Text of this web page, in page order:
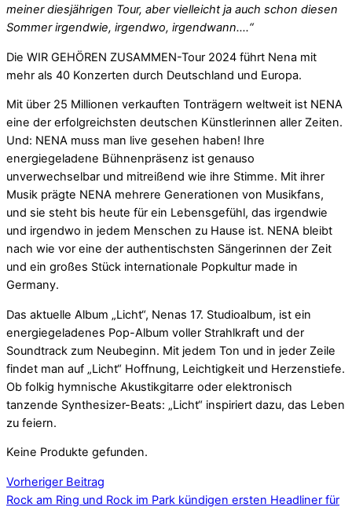
meiner diesjährigen Tour, aber vielleicht ja auch schon diesen
Sommer irgendwie, irgendwo, irgendwann….“
Die WIR GEHÖREN ZUSAMMEN-Tour 2024 führt Nena mit
mehr als 40 Konzerten durch Deutschland und Europa.
Mit über 25 Millionen verkauften Tonträgern weltweit ist NENA
eine der erfolgreichsten deutschen Künstlerinnen aller Zeiten.
Und: NENA muss man live gesehen haben! Ihre
energiegeladene Bühnenpräsenz ist genauso
unverwechselbar und mitreißend wie ihre Stimme. Mit ihrer
Musik prägte NENA mehrere Generationen von Musikfans,
und sie steht bis heute für ein Lebensgefühl, das irgendwie
und irgendwo in jedem Menschen zu Hause ist. NENA bleibt
nach wie vor eine der authentischsten Sängerinnen der Zeit
und ein großes Stück internationale Popkultur made in
Germany.
Das aktuelle Album „Licht“, Nenas 17. Studioalbum, ist ein
energiegeladenes Pop-Album voller Strahlkraft und der
Soundtrack zum Neubeginn. Mit jedem Ton und in jeder Zeile
findet man auf „Licht“ Hoffnung, Leichtigkeit und Herzenstiefe.
Ob folkig hymnische Akustikgitarre oder elektronisch
tanzende Synthesizer-Beats: „Licht“ inspiriert dazu, das Leben
zu feiern.
Keine Produkte gefunden.
Vorheriger Beitrag
Rock am Ring und Rock im Park kündigen ersten Headliner für